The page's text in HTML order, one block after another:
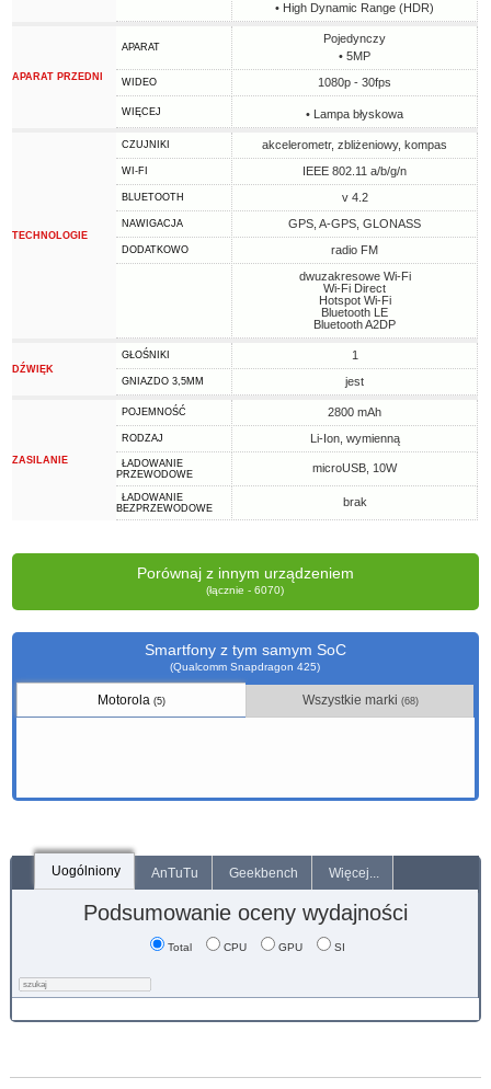
• High Dynamic Range (HDR)
APARAT PRZEDNI
APARAT
Pojedynczy
• 5MP
WIDEO 1080p - 30fps
WIĘCEJ • Lampa błyskowa
TECHNOLOGIE
CZUJNIKI akcelerometr, zbliżeniowy, kompas
WI-FI IEEE 802.11 a/b/g/n
BLUETOOTH v 4.2
NAWIGACJA GPS, A-GPS, GLONASS
DODATKOWO
radio FM
dwuzakresowe Wi-Fi
Wi-Fi Direct
Hotspot Wi-Fi
Bluetooth LE
Bluetooth A2DP
DŹWIĘK
GŁOŚNIKI 1
GNIAZDO 3,5MM jest
ZASILANIE
POJEMNOŚĆ 2800 mAh
RODZAJ Li-Ion, wymienną
ŁADOWANIE
PRZEWODOWE
microUSB, 10W
ŁADOWANIE
BEZPRZEWODOWE
brak
Porównaj z innym urządzeniem
(łącznie - 6070)
Smartfony z tym samym SoC
(Qualcomm Snapdragon 425)
Motorola(5) Wszystkie marki (68)
Uogólniony AnTuTu Geekbench Więcej...
Podsumowanie oceny wydajności
Total CPU GPU SI